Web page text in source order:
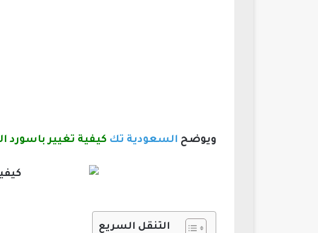
ويوضح السعودية تك كيفية تغيير باسورد
التنقل السريع